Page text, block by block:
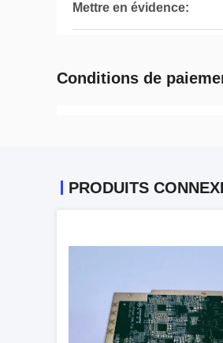
Mettre en évidence:
Conditions de
PRODUITS